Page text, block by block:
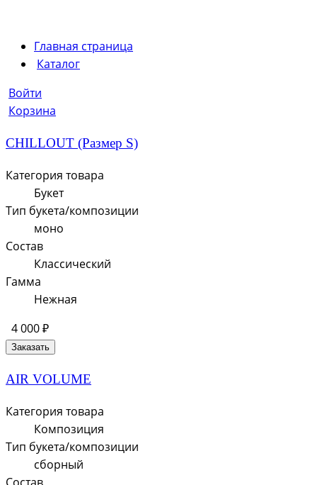
Главная страница
Каталог
Войти
Корзина
CHILLOUT (Размер S)
Категория товара
Букет
Тип букета/композиции
моно
Состав
Классический
Гамма
Нежная
4 000 ₽
Заказать
AIR VOLUME
Категория товара
Композиция
Тип букета/композиции
сборный
Состав